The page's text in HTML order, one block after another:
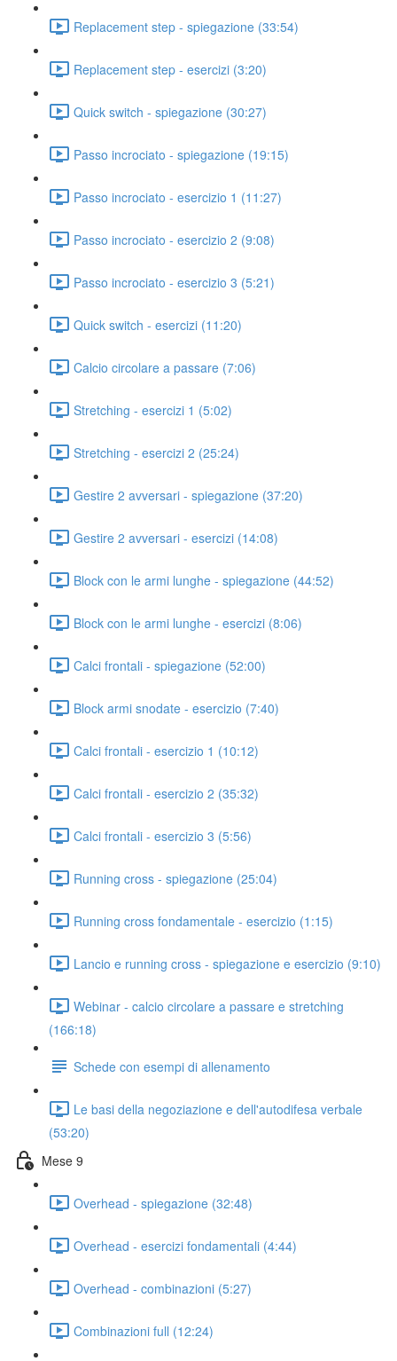
Replacement step - spiegazione (33:54)
Replacement step - esercizi (3:20)
Quick switch - spiegazione (30:27)
Passo incrociato - spiegazione (19:15)
Passo incrociato - esercizio 1 (11:27)
Passo incrociato - esercizio 2 (9:08)
Passo incrociato - esercizio 3 (5:21)
Quick switch - esercizi (11:20)
Calcio circolare a passare (7:06)
Stretching - esercizi 1 (5:02)
Stretching - esercizi 2 (25:24)
Gestire 2 avversari - spiegazione (37:20)
Gestire 2 avversari - esercizi (14:08)
Block con le armi lunghe - spiegazione (44:52)
Block con le armi lunghe - esercizi (8:06)
Calci frontali - spiegazione (52:00)
Block armi snodate - esercizio (7:40)
Calci frontali - esercizio 1 (10:12)
Calci frontali - esercizio 2 (35:32)
Calci frontali - esercizio 3 (5:56)
Running cross - spiegazione (25:04)
Running cross fondamentale - esercizio (1:15)
Lancio e running cross - spiegazione e esercizio (9:10)
Webinar - calcio circolare a passare e stretching
(166:18)
Schede con esempi di allenamento
Le basi della negoziazione e dell'autodifesa verbale
(53:20)
Mese 9
Overhead - spiegazione (32:48)
Overhead - esercizi fondamentali (4:44)
Overhead - combinazioni (5:27)
Combinazioni full (12:24)